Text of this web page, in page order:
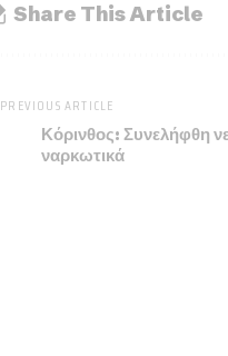
Share This Article
PREVIOUS ARTICLE
Κόρινθος: Συνελήφθη
ναρκωτικά